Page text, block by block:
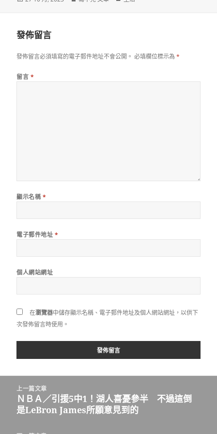
發佈留言
發佈留言必須填寫的電子郵件地址不會公開。 必填欄位標示為*
留言 *
顯示名稱 *
電子郵件地址 *
個人網站網址
在瀏覽器中儲存顯示名稱、電子郵件地址及個人網站網址，以供下
次發佈留言時使用。
上一篇文章
上
一
ＮＢＡ／引援5中1！湖人喜憂參半 不過這倒
是LeBron James所願意見到的